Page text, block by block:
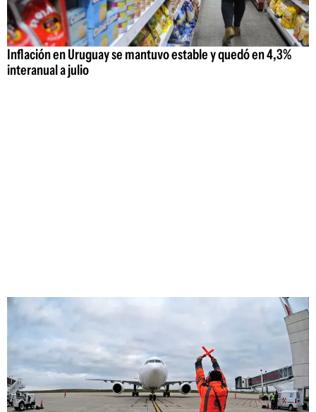
Inflación en Uruguay se mantuvo estable y quedó en 4,3%
interanual a julio